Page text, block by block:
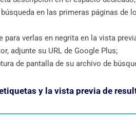
en las primeras páginas de
verlas en negrita en la vista
adjunte su URL de Google Plus;
de pantalla de su archivo de
y la vista previa de